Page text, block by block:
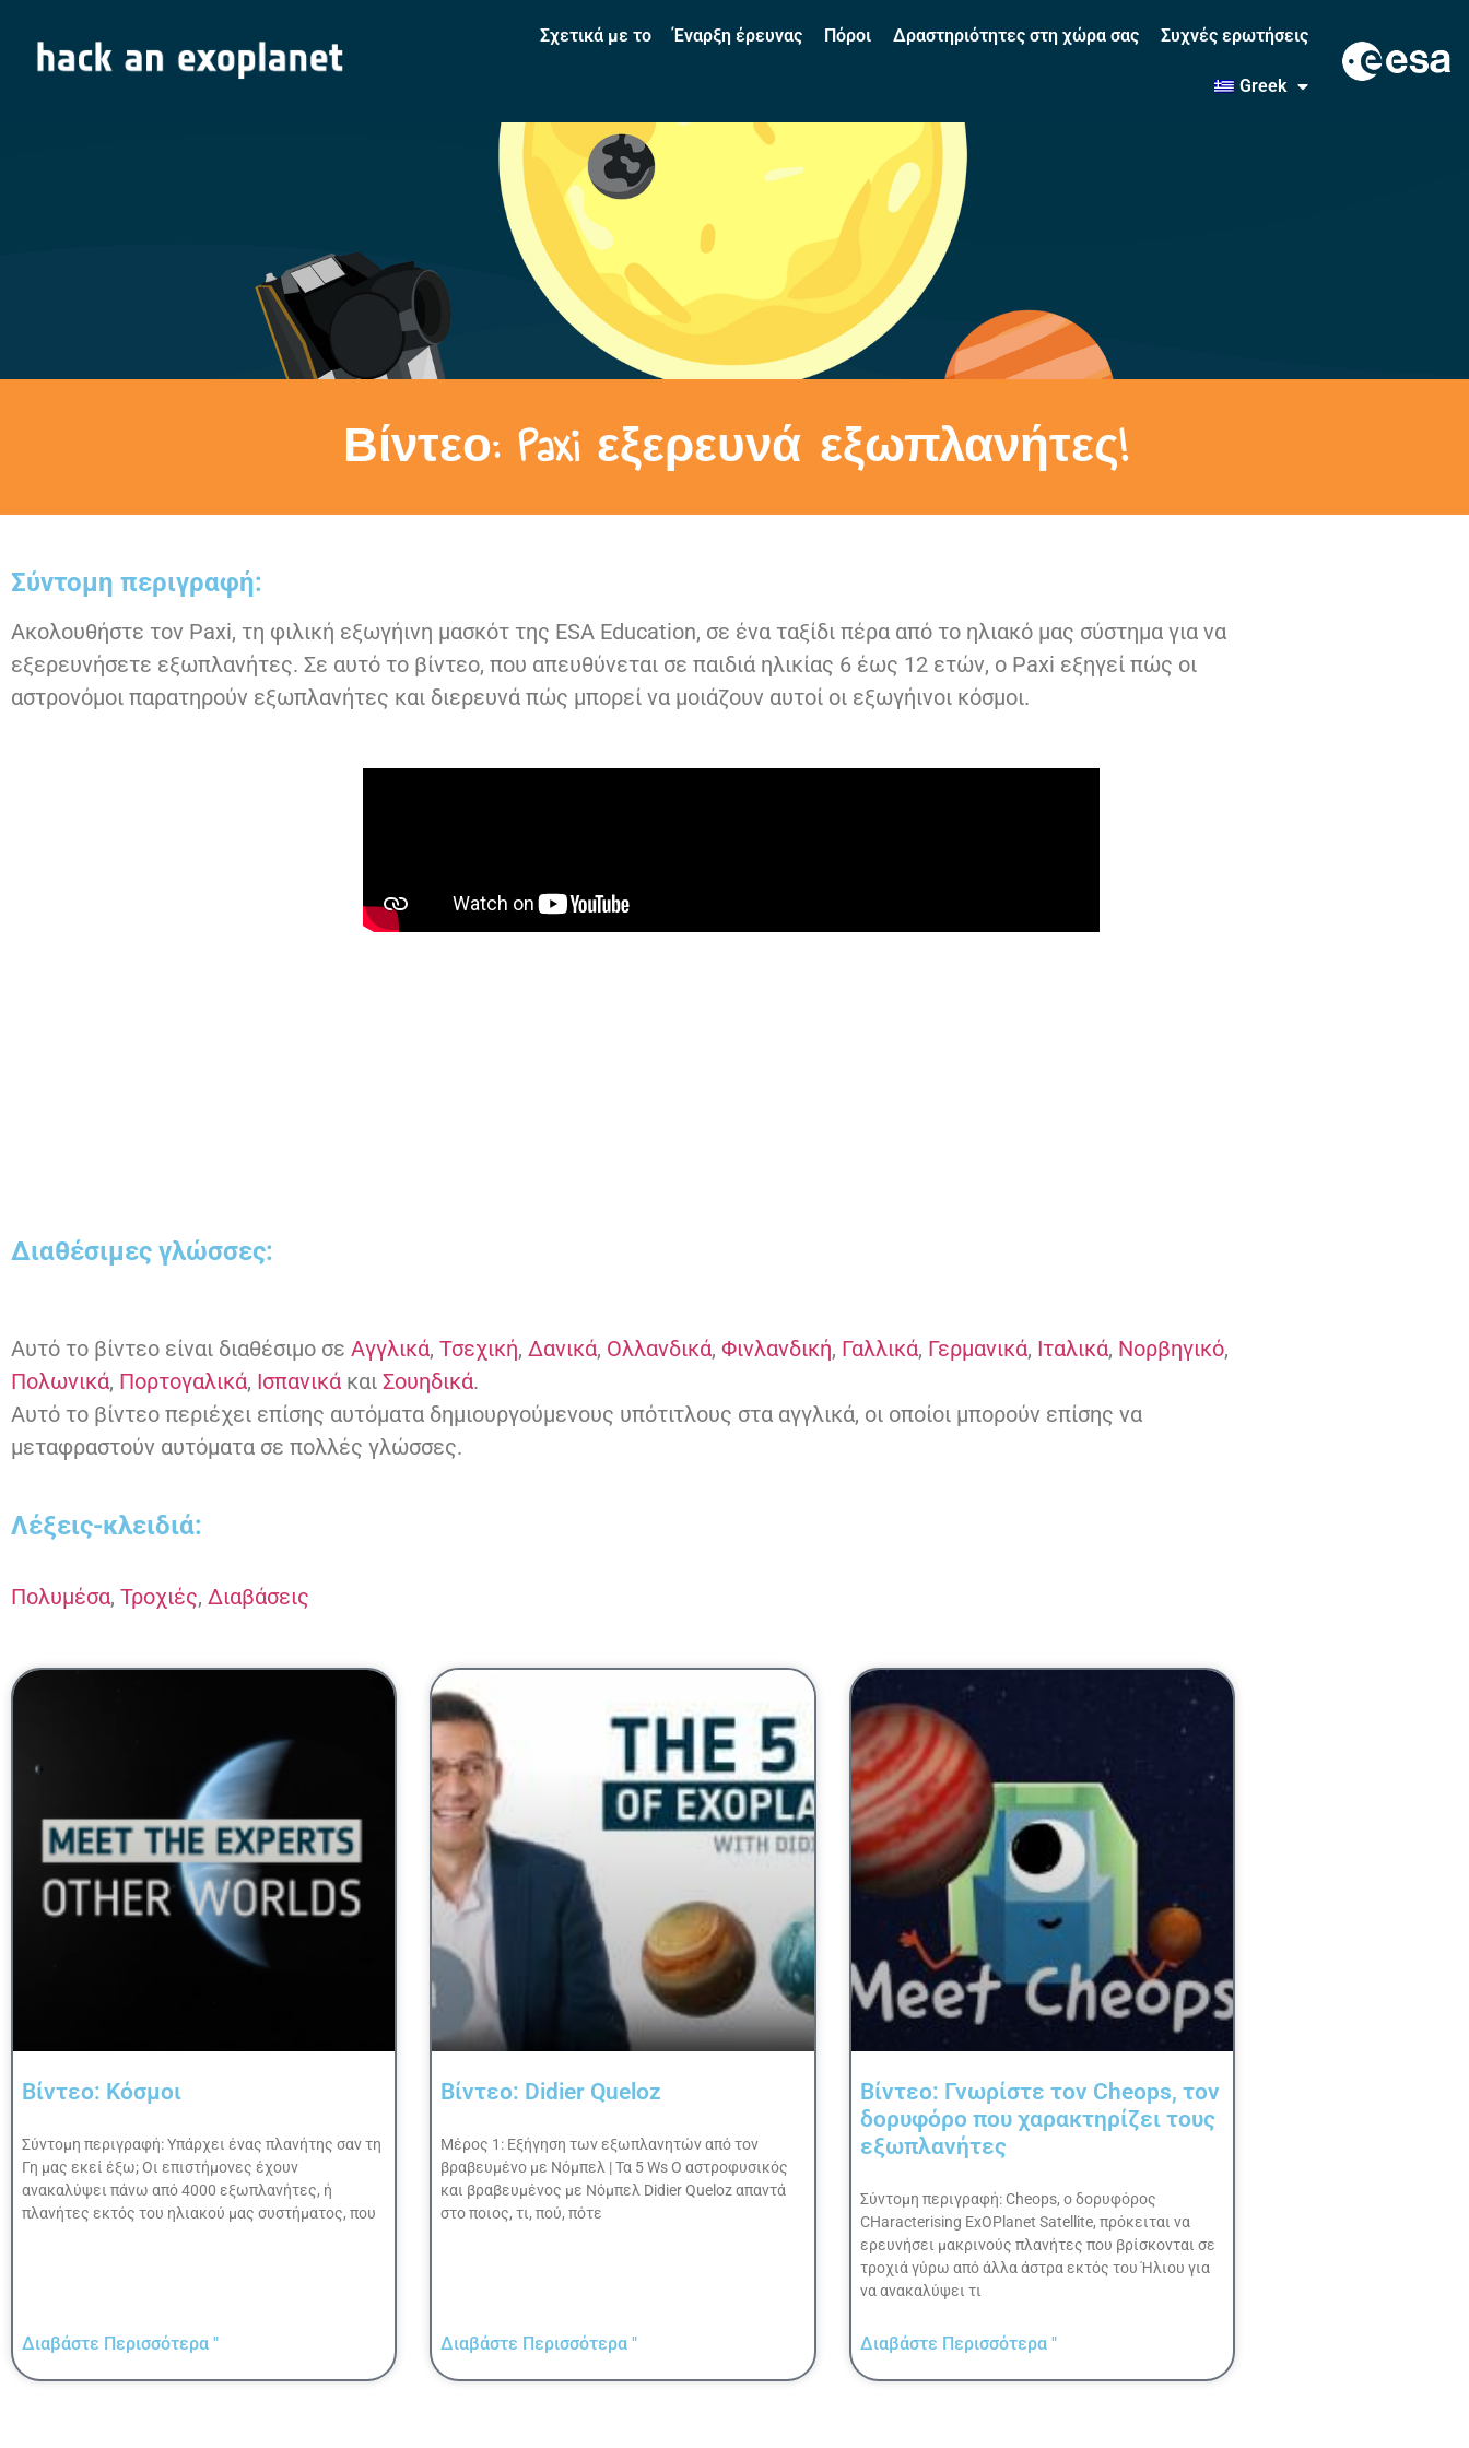
Σχετικά με το Έναρξη έρευνας Πόροι Δραστηριότητες στη χώρα σας Συχνές ερωτήσεις
Greek
Βίντεο: Paxi εξερευνά εξωπλανήτες!
Σύντομη περιγραφή:
Ακολουθήστε τον Paxi, τη φιλική εξωγήινη μασκότ της ESA Education, σε ένα ταξίδι πέρα από το ηλιακό μας σύστημα για να
εξερευνήσετε εξωπλανήτες. Σε αυτό το βίντεο, που απευθύνεται σε παιδιά ηλικίας 6 έως 12 ετών, ο Paxi εξηγεί πώς οι
αστρονόμοι παρατηρούν εξωπλανήτες και διερευνά πώς μπορεί να μοιάζουν αυτοί οι εξωγήινοι κόσμοι.
Διαθέσιμες γλώσσες:
Αυτό το βίντεο είναι διαθέσιμο σε Αγγλικά, Τσεχική, Δανικά, Ολλανδικά, Φινλανδική, Γαλλικά, Γερμανικά, Ιταλικά, Νορβηγικό,
Πολωνικά, Πορτογαλικά, Ισπανικά και Σουηδικά.
Αυτό το βίντεο περιέχει επίσης αυτόματα δημιουργούμενους υπότιτλους στα αγγλικά, οι οποίοι μπορούν επίσης να
μεταφραστούν αυτόματα σε πολλές γλώσσες.
Λέξεις-κλειδιά:
Πολυμέσα, Τροχιές, Διαβάσεις
Βίντεο: Κόσμοι
Σύντομη περιγραφή: Υπάρχει ένας πλανήτης σαν τη
Γη μας εκεί έξω; Οι επιστήμονες έχουν
ανακαλύψει πάνω από 4000 εξωπλανήτες, ή
πλανήτες εκτός του ηλιακού μας συστήματος, που
Διαβάστε Περισσότερα "
Βίντεο: Didier Queloz
Μέρος 1: Εξήγηση των εξωπλανητών από τον
βραβευμένο με Νόμπελ | Τα 5 Ws Ο αστροφυσικός
και βραβευμένος με Νόμπελ Didier Queloz απαντά
στο ποιος, τι, πού, πότε
Διαβάστε Περισσότερα "
Βίντεο: Γνωρίστε τον Cheops, τον
δορυφόρο που χαρακτηρίζει τους
εξωπλανήτες
Σύντομη περιγραφή: Cheops, ο δορυφόρος
CHaracterising ExOPlanet Satellite, πρόκειται να
ερευνήσει μακρινούς πλανήτες που βρίσκονται σε
τροχιά γύρω από άλλα άστρα εκτός του Ήλιου για
να ανακαλύψει τι
Διαβάστε Περισσότερα "